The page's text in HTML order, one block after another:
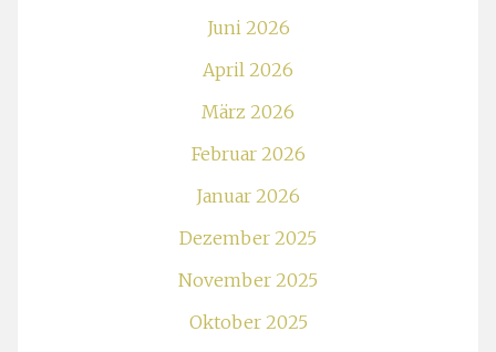
Juni 2026
April 2026
März 2026
Februar 2026
Januar 2026
Dezember 2025
November 2025
Oktober 2025